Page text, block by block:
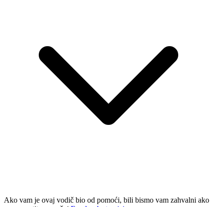
Ako vam je ovaj vodič bio od pomoći, bili bismo vam zahvalni ako